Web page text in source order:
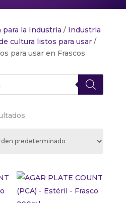
la Industria / Industria
cultura listos para usar/
para usar en Frascos